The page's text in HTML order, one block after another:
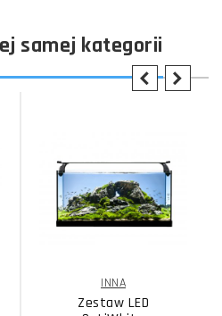
samej kategorii
INNA
Zestaw LED